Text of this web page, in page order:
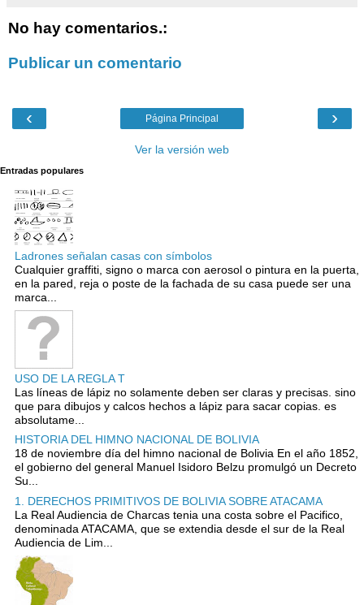
No hay comentarios.:
Publicar un comentario
‹ ›
Página Principal
Ver la versión web
Entradas populares
Ladrones señalan casas con símbolos
Cualquier graffiti, signo o marca con aerosol o pintura en la puerta,
en la pared, reja o poste de la fachada de su casa puede ser una
marca...
USO DE LA REGLA T
Las líneas de lápiz no solamente deben ser claras y precisas. sino
que para dibujos y calcos hechos a lápiz para sacar copias. es
absolutame...
HISTORIA DEL HIMNO NACIONAL DE BOLIVIA
18 de noviembre día del himno nacional de Bolivia En el año 1852,
el gobierno del general Manuel Isidoro Belzu promulgó un Decreto
Su...
1. DERECHOS PRIMITIVOS DE BOLIVIA SOBRE ATACAMA
La Real Audiencia de Charcas tenia una costa sobre el Pacifico,
denominada ATACAMA, que se extendia desde el sur de la Real
Audiencia de Lim...